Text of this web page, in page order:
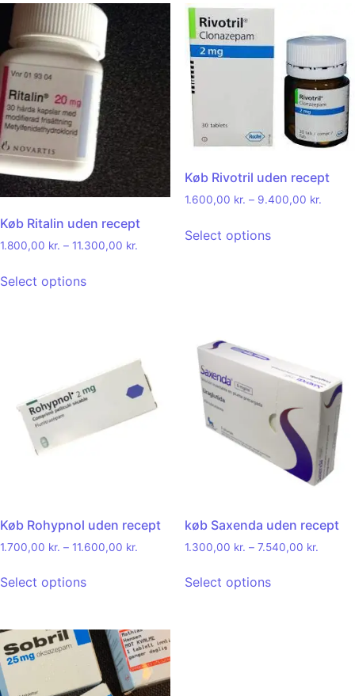
Køb Ritalin uden recept
1.800,00 kr. – 11.300,00 kr.
Select options
Køb Rivotril uden recept
1.600,00 kr. – 9.400,00 kr.
Select options
Køb Rohypnol uden recept
1.700,00 kr. – 11.600,00 kr.
Select options
køb Saxenda uden recept
1.300,00 kr. – 7.540,00 kr.
Select options